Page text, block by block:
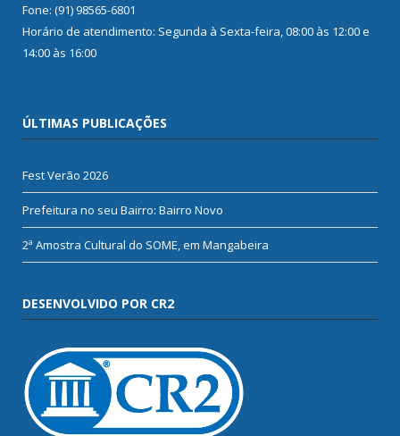
Fone: (91) 98565-6801
Horário de atendimento: Segunda à Sexta-feira, 08:00 às 12:00 e
14:00 às 16:00
ÚLTIMAS PUBLICAÇÕES
Fest Verão 2026
Prefeitura no seu Bairro: Bairro Novo
2ª Amostra Cultural do SOME, em Mangabeira
DESENVOLVIDO POR CR2